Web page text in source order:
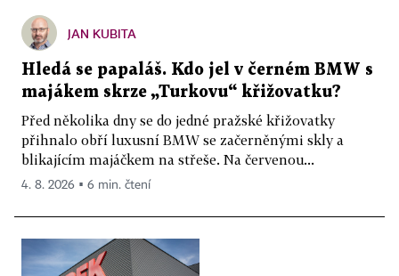
JAN KUBITA
Hledá se papaláš. Kdo jel v černém BMW s
majákem skrze „Turkovu“ křižovatku?
Před několika dny se do jedné pražské křižovatky
přihnalo obří luxusní BMW se začerněnými skly a
blikajícím majáčkem na střeše. Na červenou...
4. 8. 2026 ▪ 6 min. čtení